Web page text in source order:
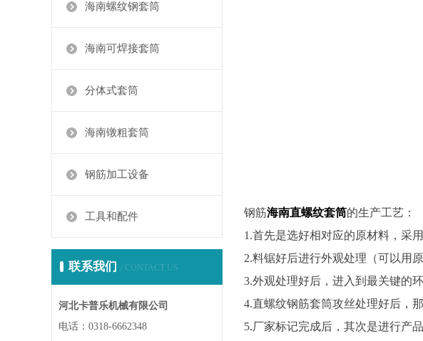
海南螺纹钢套筒
海南可焊接套筒
分体式套筒
海南镦粗套筒
钢筋加工设备
工具和配件
联系我们 / CONTACT US
河北卡普乐机械有限公司
电话：0318-6662348
钢筋海南直螺纹套筒的生产工艺：
1.首先是选好相对应的原材料，采
2.料锯好后进行外观处理（可以用
3.外观处理好后，进入到最关键的
4.直螺纹钢筋套筒攻丝处理好后，
5.厂家标记完成后，其次是进行产